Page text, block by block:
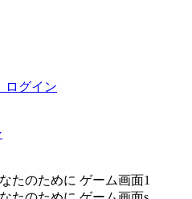
ログイン